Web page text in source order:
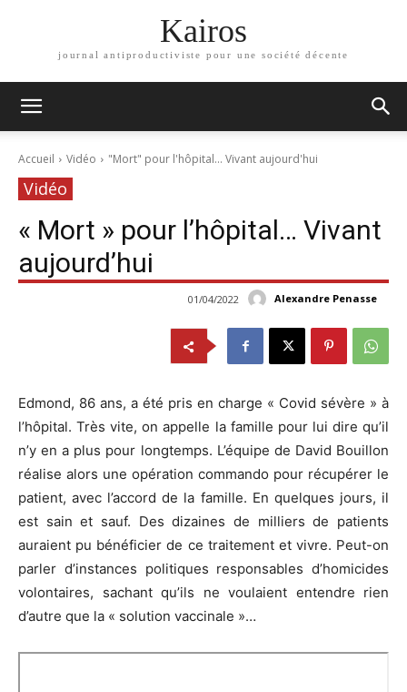
Kairos
journal antiproductiviste pour une société décente
Accueil Vidéo "Mort" pour l'hôpital... Vivant aujourd'hui
Vidéo
« Mort » pour l’hôpital… Vivant
aujourd’hui
Alexandre Penasse
01/04/2022
Edmond, 86 ans, a été pris en charge « Covid sévère » à
l’hôpital. Très vite, on appelle la famille pour lui dire qu’il
n’y en a plus pour longtemps. L’équipe de David Bouillon
réalise alors une opération commando pour récupérer le
patient, avec l’accord de la famille. En quelques jours, il
est sain et sauf. Des dizaines de milliers de patients
auraient pu bénéficier de ce traitement et vivre. Peut-on
parler d’instances politiques responsables d’homicides
volontaires, sachant qu’ils ne voulaient entendre rien
d’autre que la « solution vaccinale »…